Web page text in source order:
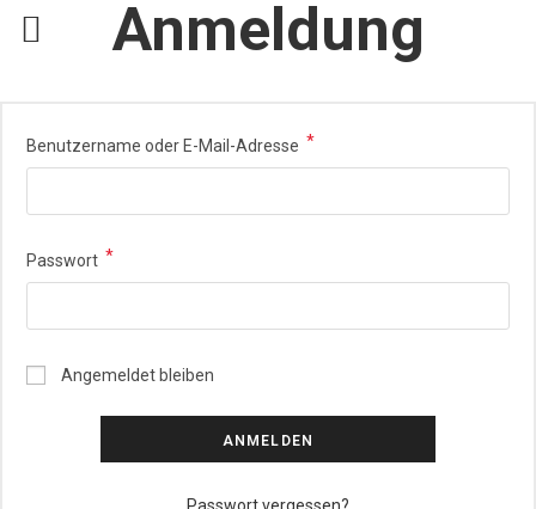
Anmeldung
Benutzername oder E-Mail-Adresse *
Passwort *
Angemeldet bleiben
ANMELDEN